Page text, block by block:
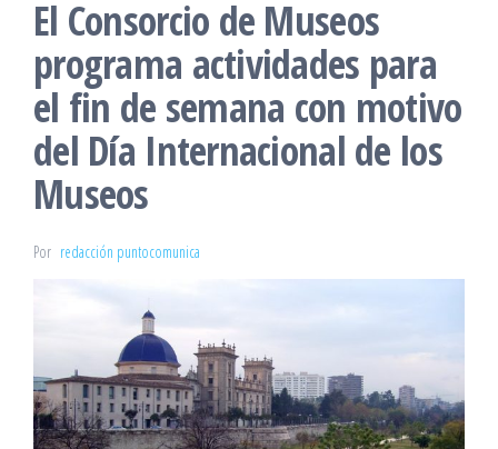
El Consorcio de Museos
programa actividades para
el fin de semana con motivo
del Día Internacional de los
Museos
Por redacción puntocomunica